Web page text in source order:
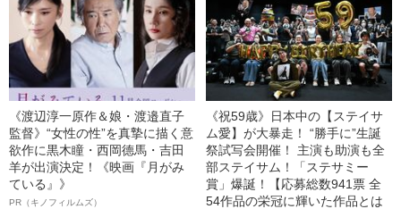
《渡辺淳一原作＆娘・渡邉直子
監督》“女性の性”を真摯に描く意
欲作に黒木瞳・西岡德馬・吉田
羊が出演決定！《映画『月がみ
ている』》
PR（キノフィルムズ）
《祝59歳》日本中の【ステイサ
ム愛】が大暴走！ “勝手に”生誕
祭試写会開催！ 主演も助演も全
部ステイサム！「ステサミー
賞」爆誕！【応募総数941票 全
54作品の栄冠に輝いた作品とは